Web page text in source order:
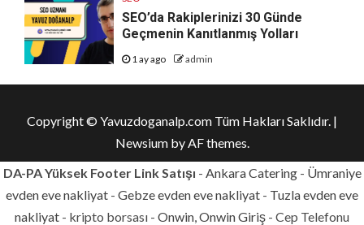
SEO’da Rakiplerinizi 30 Günde
Geçmenin Kanıtlanmış Yolları
1 ay ago admin
Copyright © Yavuzdoganalp.com Tüm Hakları Saklıdır. |
Newsiumby AF themes.
DA-PA Yüksek Footer Link Satışı - Ankara Catering- Ümraniye
evden eve nakliyat - Gebze evden eve nakliyat - Tuzla evden eve
nakliyat - kripto borsası - Onwin, Onwin Giriş - Cep Telefonu